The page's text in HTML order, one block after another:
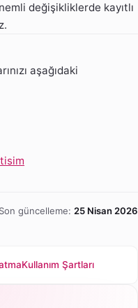
değişikliklerde kayıtlı
aşağıdaki
Son güncelleme: 25 Nisan 2026
Kullanım Şartları